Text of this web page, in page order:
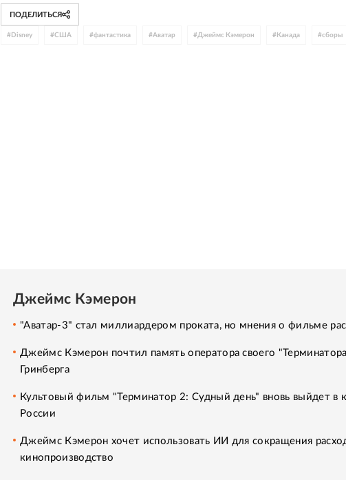
ПОДЕЛИТЬСЯ
# Disney #США #фантастика #Аватар #Джеймс Кэмерон # Канада #сборы
Джеймс Кэмерон
"Аватар-3" стал миллиардером проката, но мнения о фильме
Джеймс Кэмерон почтил память оператора своего
Гринберга
Культовый фильм "Терминатор 2: Судный день" вновь выйдет в
России
Джеймс Кэмерон хочет использовать ИИ для сокращения
кинопроизводство